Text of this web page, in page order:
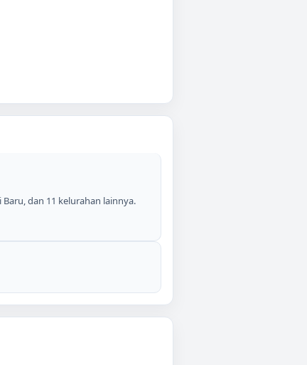
dan 11 kelurahan lainnya.